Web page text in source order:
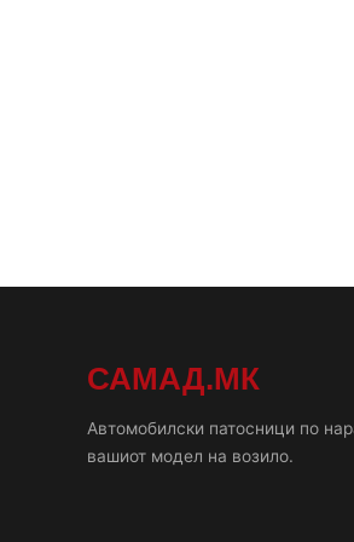
САМАД.МК
Автомобилски патосници по
вашиот модел на возило.